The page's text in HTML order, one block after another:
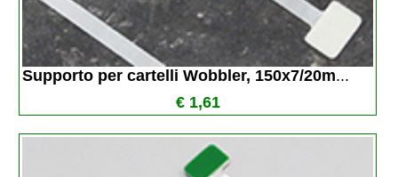
Supporto per cartelli Wobbler, 150x7/20m...
€ 1,61